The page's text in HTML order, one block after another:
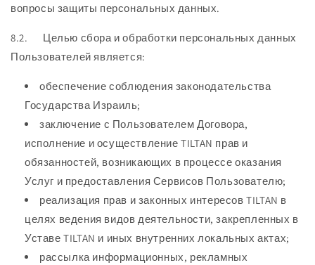
вопросы защиты персональных данных.
8.2. Целью сбора и обработки персональных данных
Пользователей является:
обеспечение соблюдения законодательства
Государства Израиль;
заключение с Пользователем Договора,
исполнение и осуществление TILTAN прав и
обязанностей, возникающих в процессе оказания
Услуг и предоставления Сервисов Пользователю;
реализация прав и законных интересов TILTAN в
целях ведения видов деятельности, закрепленных в
Уставе TILTAN и иных внутренних локальных актах;
рассылка информационных, рекламных